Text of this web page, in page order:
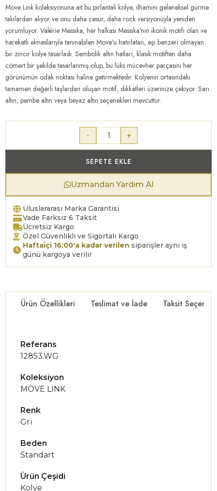
Move Link koleksiyonuna ait bu pırlantalı kolye, ilhamını geleneksel gurme
takılardan alıyor ve onu daha cesur, daha rock versiyonuyla yeniden
yorumluyor. Valérie Messika, her halkası Messika'nın ikonik motifi olan ve
hareketli elmaslarıyla tanınabilen Move'u hatırlatan, eşi benzeri olmayan
bir zincir kolye tasarladı. Sembolik altın hatları, klasik motiften daha
cömert bir şekilde tasarlanmış olup, bu lüks mücevher parçasını her
görünümün odak noktası haline getirmektedir. Kolyenin ortasındaki
tamamen değerli taşlardan oluşan motif, dikkatleri üzerinize çekiyor. Sarı
altın, pembe altın veya beyaz altın seçenekleri mevcuttur.
- +
SEPETE EKLE
Uzmandan Yardım Al
Uluslararası Marka Garantisi
Vade Farksız 6 Taksit
Ücretsiz Kargo
Özel Güvenlikli ve Sigortalı Kargo
Haftaiçi 16:00'a kadar verilen siparişler aynı iş
günü kargoya verilir
Ürün Özellikleri Teslimat ve İade Taksit
Referans
12853.WG
Koleksiyon
MOVE LINK
Renk
Gri
Beden
Standart
Ürün Çeşidi
Kolye